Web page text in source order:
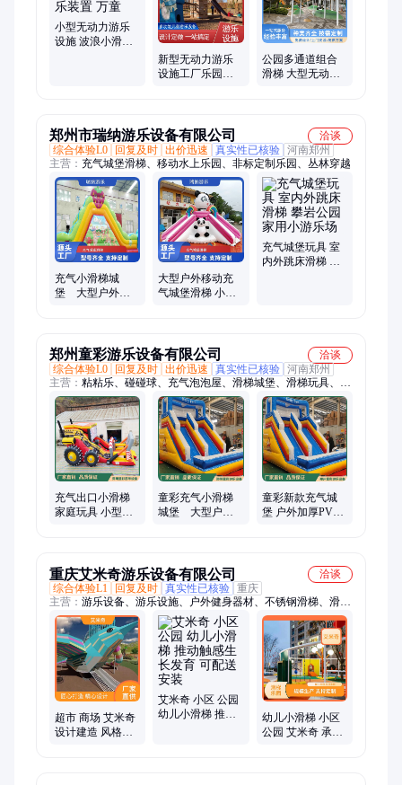
健身器材、喇叭传音设备、户外乐园设施、户外游乐场设施、无
动力游乐设备、儿童游乐场、儿童乐园设施
小型无动力游乐
设施 波浪小滑梯
新型无动力游乐
设施工厂乐园设
公园多通道组合
滑梯 大型无动力
郑州市瑞纳游乐设备有限公司
洽谈
综合体验L0
回复及时 出价迅速 真实性已核验 河南郑州
主营： 充气城堡滑梯、移动水上乐园、非标定制乐园、丛林穿越
充气小滑梯城
堡 大型户外组
大型户外移动充
气城堡滑梯 小蹦
充气城堡玩具 室
内外跳床滑梯 攀
郑州童彩游乐设备有限公司
洽谈
综合体验L0
回复及时 出价迅速 真实性已核验 河南郑州
主营： 粘粘乐、碰碰球、充气泡泡屋、滑梯城堡、滑梯玩具、气
卡通、撞撞球、跷跷板、彩虹门、水晶宫、支架水池、充气水
池、羽毛球拍、气模帐篷、训练器材、充气城堡、消防帐篷、充
气车轮、充气玩具、足球蹦床、充气套圈、运动道具、灭火玩
具、充气攀岩、游戏玩具
充气出口小滑梯
家庭玩具 小型城
童彩充气小滑梯
城堡 大型户外
童彩新款充气城
堡 户外加厚PVC
重庆艾米奇游乐设备有限公司
洽谈
综合体验L1
回复及时 真实性已核验 重庆
主营： 游乐设备、游乐设施、户外健身器材、不锈钢滑梯、滑滑
梯、组合滑梯、爬网、摇摇马、攀爬、秋千、蹦床、淘气堡
超市 商场 艾米奇
设计建造 风格多
艾米奇 小区 公园
幼儿小滑梯 推动
幼儿小滑梯 小区
公园 艾米奇 承接